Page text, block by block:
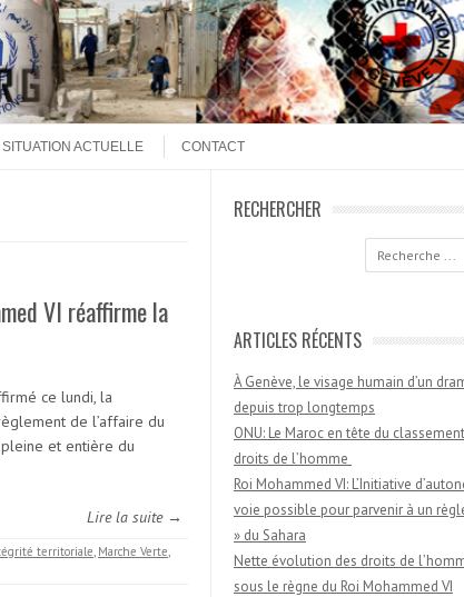
SITUATION ACTUELLE CONTACT
VI réaffirme la
ce lundi, la
de l’affaire du
et entière du
Lire la suite →
territoriale, Marche Verte,
RECHERCHER
ARTICLES RÉCENTS
À Genève, le visage humain d’un
depuis trop longtemps
ONU: Le Maroc en tête du
droits de l’homme
Roi Mohammed VI: L’Initiative
voie possible pour parvenir à un
» du Sahara
Nette évolution des droits de
sous le règne du Roi Mohammed VI